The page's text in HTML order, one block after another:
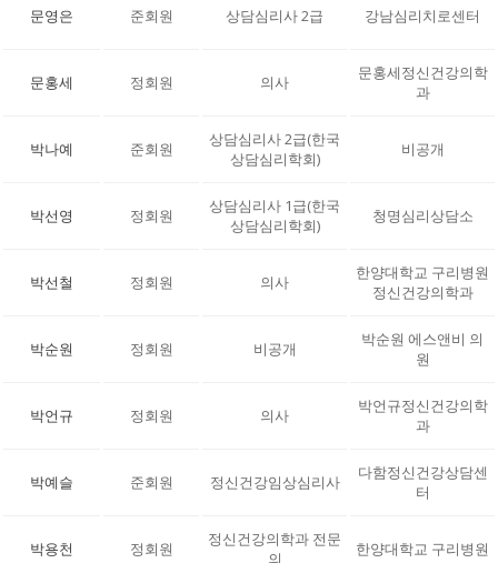
문영은 준회원 상담심리사 2급 강남심리치로센터
문홍세 정회원 의사
문홍세정신건강의학
과
박나예 준회원
상담심리사 2급(한국
상담심리학회)
비공개
박선영 정회원
상담심리사 1급(한국
상담심리학회)
청명심리상담소
박선철 정회원 의사
한양대학교 구리병원
정신건강의학과
박순원 정회원 비공개
박순원 에스앤비 의
원
박언규 정회원 의사
박언규정신건강의학
과
박예슬 준회원 정신건강임상심리사
다함정신건강상담센
터
박용천 정회원
정신건강의학과 전문
의
한양대학교 구리병원